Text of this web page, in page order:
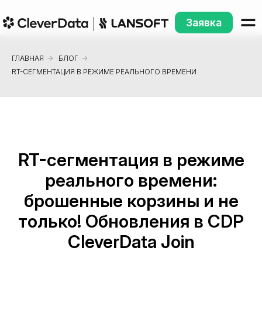
Заявка
ГЛАВНАЯ → БЛОГ →
RT-СЕГМЕНТАЦИЯ В РЕЖИМЕ РЕАЛЬНОГО ВРЕМЕНИ
RT-сегментация в режиме
реального времени:
брошенные корзины и не
только! Обновления в CDP
CleverData Join